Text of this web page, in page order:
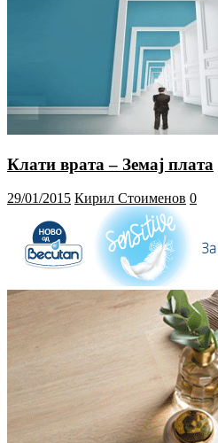
Клати врата – Земај плата
29/01/2015 Кирил Стоименов 0